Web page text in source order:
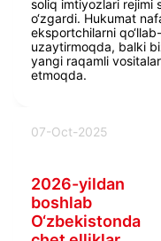
soliq imtiyozlari rejimi
o‘zgardi. Hukumat
eksportchilarni
uzaytirmoqda, balki
yangi raqamli
etmoqda.
07-Oct-2025
2026-yildan
boshlab
O‘zbekistonda